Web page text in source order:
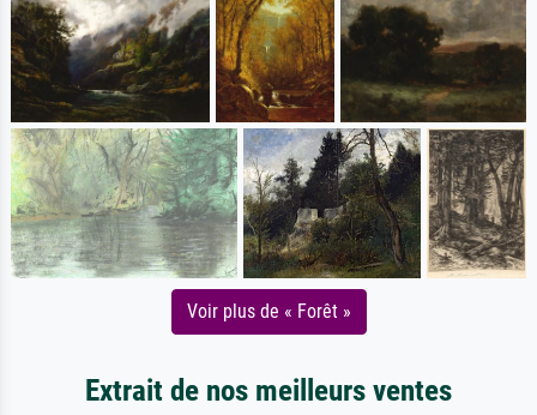
Voir plus de « Forêt »
Extrait de nos meilleurs ventes